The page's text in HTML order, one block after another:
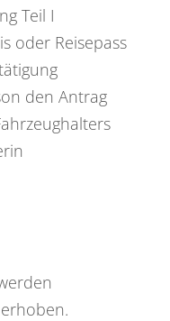
Teil I
oder Reisepass
den Antrag